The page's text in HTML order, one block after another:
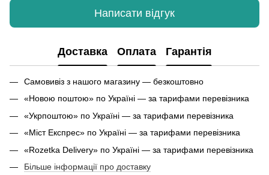
Написати відгук
Доставка Оплата Гарантія
Самовивіз з нашого магазину — безкоштовно
«Новою поштою» по Україні — за тарифами перевізника
«Укрпоштою» по Україні — за тарифами перевізника
«Міст Експрес» по Україні — за тарифами перевізника
«Rozetka Delivery» по Україні — за тарифами перевізника
Більше інформації про доставку